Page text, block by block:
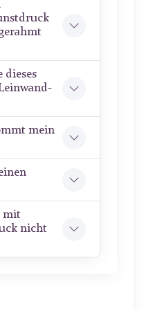
dieses
mein
mit
nicht